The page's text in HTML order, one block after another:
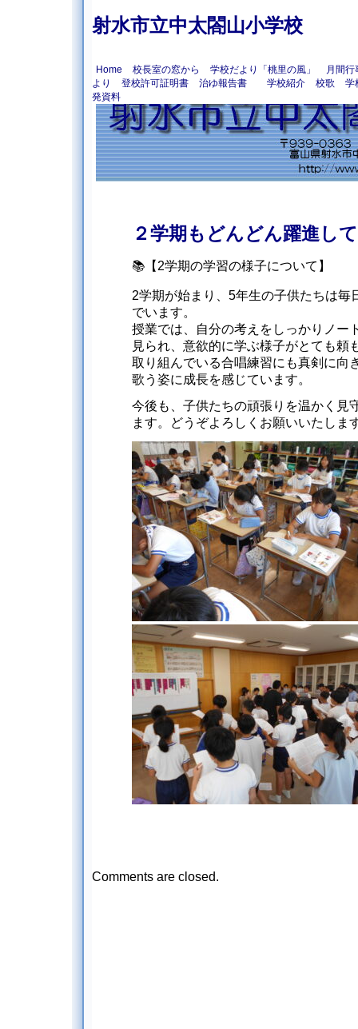
射水市立中太閤山小学校
Home 校長室の窓から 学校だより「桃里の風」
月間行
より
登校許可証明書 治ゆ報告書 学校紹介 校歌
学
発資料
２学期もどんどん躍進し
📚【2学期の学習の様子について】
2学期が始まり、5年生の子供たちは毎
でいます。
授業では、自分の考えをしっかりノー
見られ、意欲的に学ぶ様子がとても頼
取り組んでいる合唱練習にも真剣に向
歌う姿に成長を感じています。
今後も、子供たちの頑張りを温かく見
ます。どうぞよろしくお願いいたしま
Comments are closed.